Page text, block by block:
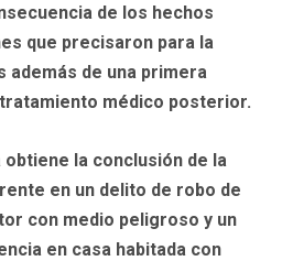
de los hechos
que precisaron para la
además de una primera
médico posterior.
obtiene la conclusión de la
en un delito de robo de
con medio peligroso y un
en casa habitada con